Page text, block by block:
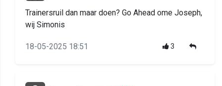
Trainersruil dan maar doen? Go Ahead ome Joseph,
wij Simonis
18-05-2025 18:51 3